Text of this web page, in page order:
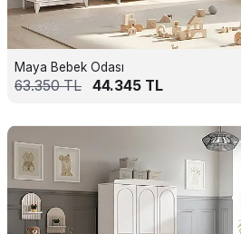
Maya Bebek Odası
63.350TL 44.345 TL